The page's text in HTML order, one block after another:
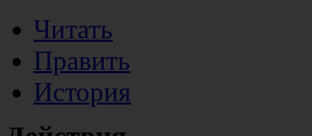
Читать
Править
История